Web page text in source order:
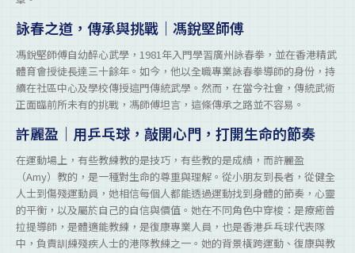
詠春之道，傳承與挑戰｜馮銳堅師傅
馮銳堅師傅自幼醉心武學，1981年入門學習廣州詠春拳，並在香港精武
體育會授徒長達三十餘年。如今，他以全職專業詠春拳導師的身份，持
續在社區中心及學校傳授這門傳統武學。然而，在當今社會，傳統武術
正面臨前所未有的挑戰，馮師傅坦言，這條傳承之路並不容易。
許麗盈｜用乒乓球，敲開心門，打開生命的節奏
在運動場上，有些教練教的是技巧，有些教的是成績，而許麗盈
（Amy）教的，是一種對生命的尊重與理解。從小朋友到長者，從健全
人士到傷殘運動員，她相信每個人都能透過運動找到身體的節奏，心靈
的平衡，以及屬於自己的自信與價值。她在不同角色中穿梭：是療癒普
拉提導師，是體適能教練，是復康專業人員，也是香港乒乓球代表隊
中，負責訓練殘疾人士的港隊教練之一。她的背景橫跨運動、復康與教